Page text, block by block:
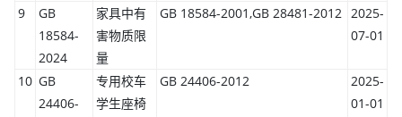
9
GB
18584-
2024
家具中有
害物质限
量
GB 18584-2001,GB 28481-2012 2025-
07-01
10 GB
24406-
专用校车
学生座椅
GB 24406-2012
2025-
01-01